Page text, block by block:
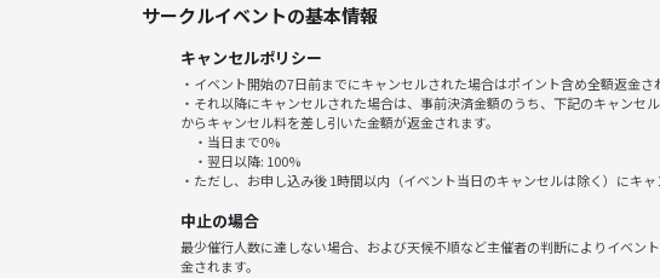
»こんな方は是非ご参加ください!!
・嵐ファン！！
・ファンクラブに入ってはないけど、
嵐が好き！！
・嵐のライブを見てみたい！！
・嵐の曲を知っている！！
»スケジュール
16:50 開場
サークルイベントの基本情報
キャンセルポリシー
・イベント開始の7日前までにキャンセルされた場合はポイント含め全額返金さ
・それ以降にキャンセルされた場合は、事前決済金額のうち、下記のキャン
からキャンセル料を差し引いた金額が返金されます。
・当日まで0%
・翌日以降: 100%
・ただし、お申し込み後 1時間以内（イベント当日のキャンセルは除く）にキ
中止の場合
最少催行人数に達しない場合、および天候不順など主催者の判断によりイベン
金されます。